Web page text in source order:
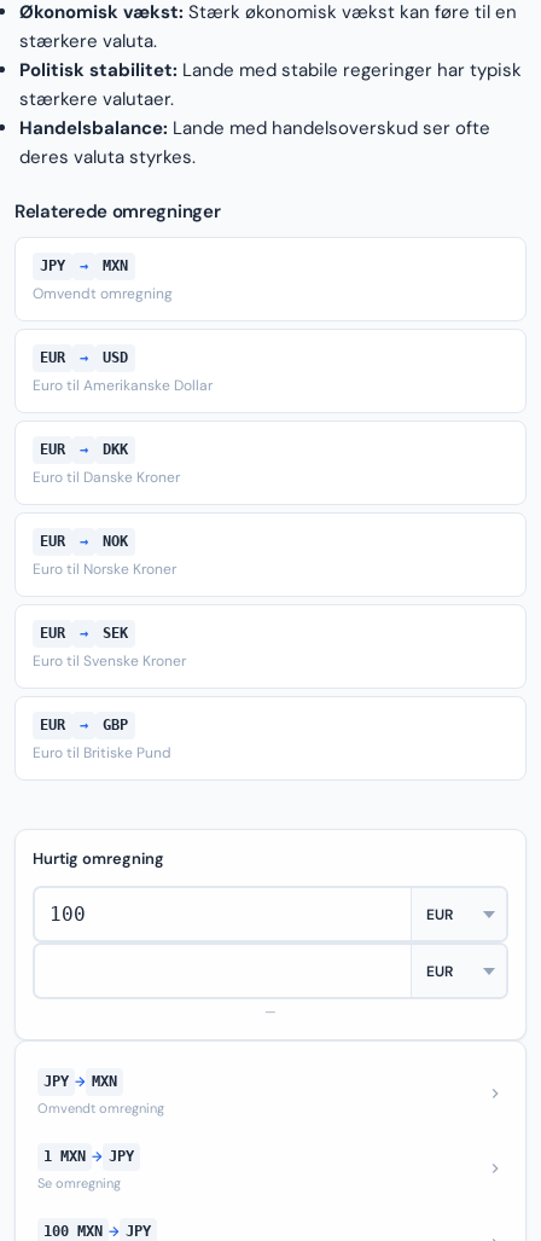
Økonomisk vækst: Stærk økonomisk vækst kan føre til en
stærkere valuta.
Politisk stabilitet: Lande med stabile regeringer har typisk
stærkere valutaer.
Handelsbalance: Lande med handelsoverskud ser ofte
deres valuta styrkes.
Relaterede omregninger
JPY → MXN
Omvendt omregning
EUR → USD
Euro til Amerikanske Dollar
EUR → DKK
Euro til Danske Kroner
EUR → NOK
Euro til Norske Kroner
EUR → SEK
Euro til Svenske Kroner
EUR → GBP
Euro til Britiske Pund
Hurtig omregning
—
JPY → MXN
Omvendt omregning
1 MXN → JPY
Se omregning
100 MXN → JPY